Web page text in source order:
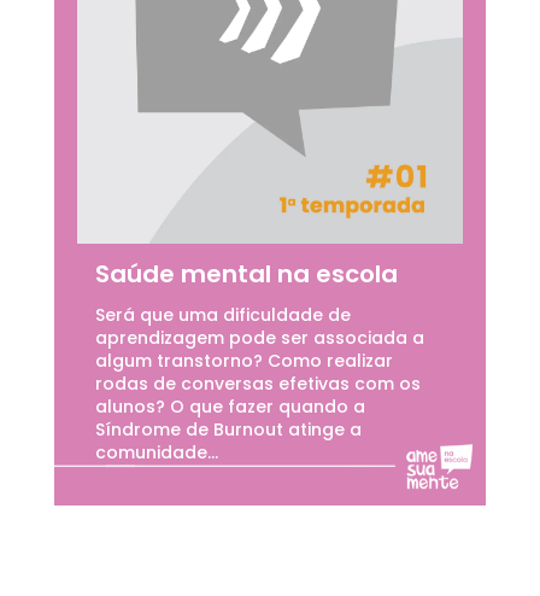
Saúde mental na escola
Será que uma dificuldade de
aprendizagem pode ser associada a
algum transtorno? Como realizar
rodas de conversas efetivas com os
alunos? O que fazer quando a
Síndrome de Burnout atinge a
comunidade...